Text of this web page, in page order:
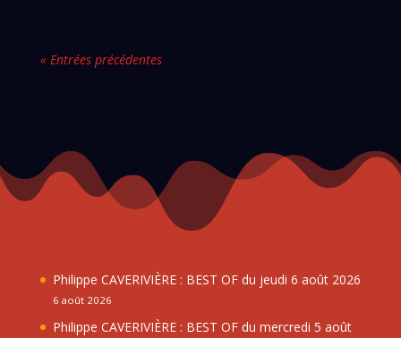
« Entrées précédentes
Philippe CAVERIVIÈRE : BEST OF du jeudi 6 août 2026
6 août 2026
Philippe CAVERIVIÈRE : BEST OF du mercredi 5 août